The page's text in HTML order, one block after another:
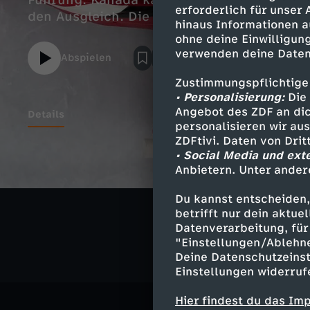
erforderlich für unser
hinaus Informationen
ohne deine
verwenden deine
• Personalisierung:Die
Angebot des ZDF an
personalisieren wir
ZDFtivi. Daten von
• Social Media und
Anbietern. Unter
Du kannst
betrifft nur dein
Datenverarbeitung,
"Einstellungen/
Deine
Einstellungen
Hier findest du das
den Ausgleich. Die Entscheidung fällt in
Abspielen
Details
Sport